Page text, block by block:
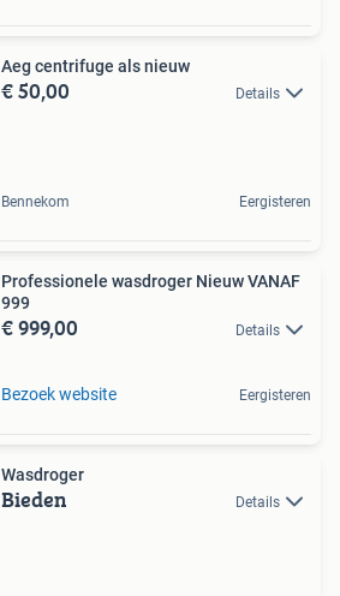
Aeg centrifuge als nieuw
€ 50,00 Details
Bennekom Eergisteren
Professionele wasdroger Nieuw VANAF
999
€ 999,00 Details
Bezoek website Eergisteren
Wasdroger
Bieden Details